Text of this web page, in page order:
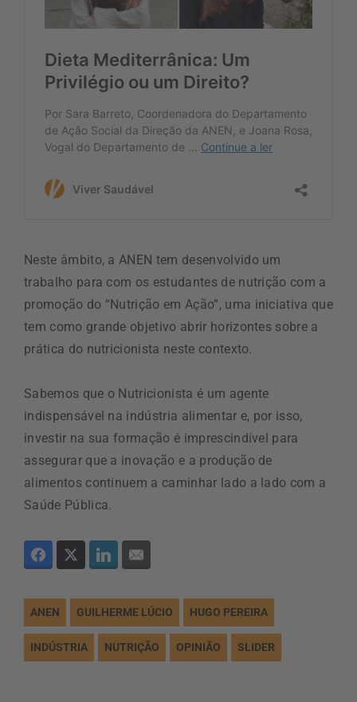
Neste âmbito, a ANEN tem desenvolvido um
trabalho para com os estudantes de nutrição com a
promoção do “Nutrição em Ação”, uma iniciativa que
tem como grande objetivo abrir horizontes sobre a
prática do nutricionista neste contexto.
Sabemos que o Nutricionista é um agente
indispensável na indústria alimentar e, por isso,
investir na sua formação é imprescindível para
assegurar que a inovação e a produção de
alimentos continuem a caminhar lado a lado com a
Saúde Pública.
ANEN GUILHERME LÚCIO HUGO PEREIRA
INDÚSTRIA NUTRIÇÃO OPINIÃO SLIDER